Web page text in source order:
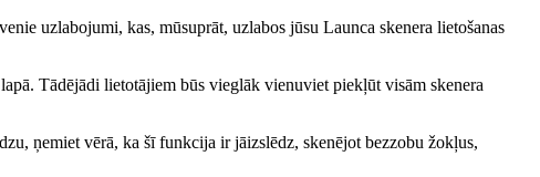
uzlabojumi, kas, mūsuprāt, uzlabos jūsu Launca skenera lietošanas
Tādējādi lietotājiem būs vieglāk vienuviet piekļūt visām skenera
ņemiet vērā, ka šī funkcija ir jāizslēdz, skenējot bezzobu žokļus,